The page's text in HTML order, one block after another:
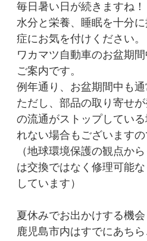
毎日暑い日が続きますね！
水分と栄養、睡眠を十分
症にお気を付けください。
ワカマツ自動車のお盆期
ご案内です。
例年通り、お盆期間中も通
ただし、部品の取り寄せ
の流通がストップしてい
れない場合もございますの
（地球環境保護の観点か
は交換ではなく修理可能
しています）
夏休みでお出かけする機会
鹿児島市内はすでにあち